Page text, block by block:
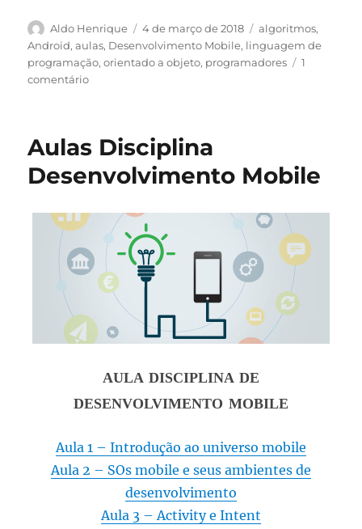
Autor
Aldo Henrique
Publicado
em
4 de março de 2018 Categorias
algoritmos,
Android,aulas, Desenvolvimento Mobile, linguagem de
programação,orientado a objeto, programadores
1
comentárioem
Aulas Disciplina
Desenvolvimento Mobile
AULA DISCIPLINA DE
DESENVOLVIMENTO MOBILE
Aula 1 – Introdução ao universo mobile
Aula 2 – SOs mobile e seus ambientes de
desenvolvimento
Aula 3 – Activity e Intent